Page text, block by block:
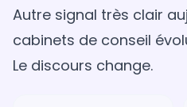
Autre signal très clair
cabinets de conseil
Le discours change.